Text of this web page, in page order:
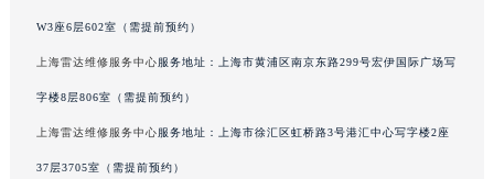
黑龙江省绥化市北林区新华街与康庄路交叉口雷达售后服务中心（需提前预约）
黑龙江省伊春市伊美区通河路雷达售后服务中心（需提前预约）
W3座6层602室（需提前预约）
上海雷达维修服务中心服务地址：上海市黄浦区南京东路299号宏伊国际广场写
字楼8层806室（需提前预约）
上海雷达维修服务中心服务地址：上海市徐汇区虹桥路3号港汇中心写字楼2座
37层3705室（需提前预约）